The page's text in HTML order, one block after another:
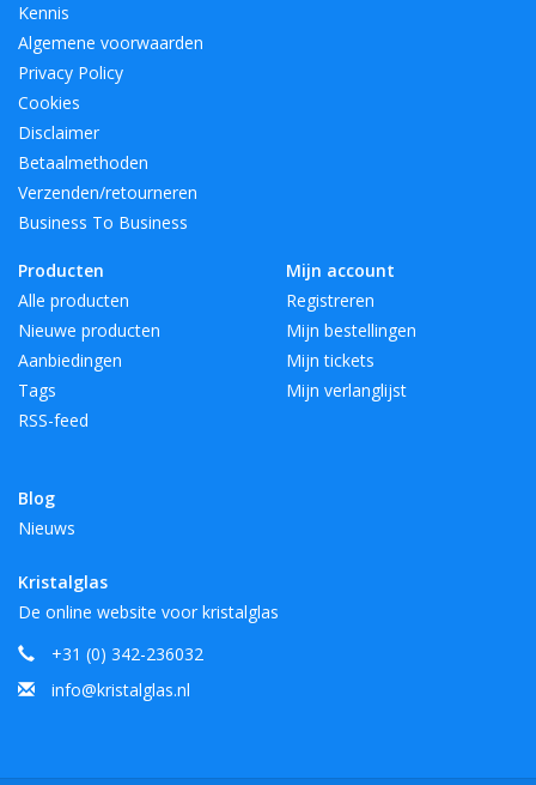
Kennis
Algemene voorwaarden
Privacy Policy
Cookies
Disclaimer
Betaalmethoden
Verzenden/retourneren
Business To Business
Producten
Alle producten
Nieuwe producten
Aanbiedingen
Tags
RSS-feed
Blog
Nieuws
Mijn account
Registreren
Mijn bestellingen
Mijn tickets
Mijn verlanglijst
Kristalglas
De online website voor kristalglas
+31 (0) 342-236032
info@kristalglas.nl